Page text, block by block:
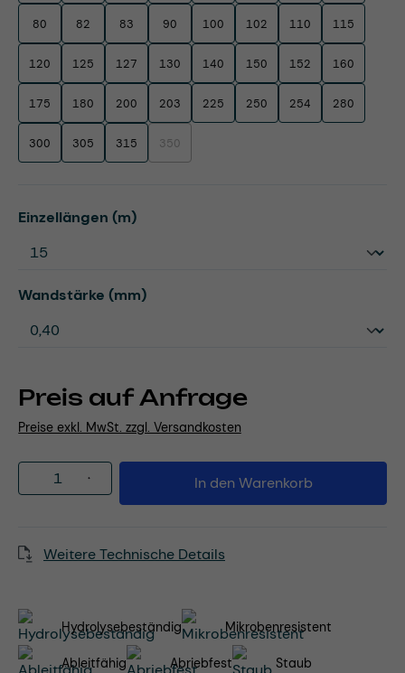
Preis auf Anfrage
Preise exkl. MwSt. zzgl. Versandkosten
80 82 83 90 100 102 110 115
120 125 127 130 140 150 152 160
175 180 200 203 225 250 254 280
300 305 315 350(Diese Option ist zurzeit nicht verfügbar.)
Einzellängen (m)auswählen
Wandstärke (mm)auswählen
Produkt Anzahl: Gib den gewünschten
In den Warenkorb
Weitere Technische Details
Hydrolysebeständig Mikrobenresistent
Ableitfähig Abriebfest Staub